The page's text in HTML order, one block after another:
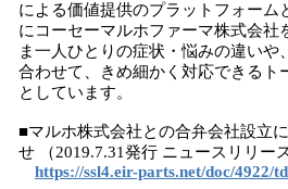
による価値提供のプラットフォーム
にコーセーマルホファーマ株式会社
ま一人ひとりの症状・悩みの違いや
合わせて、きめ細かく対応できるト
としています。
■マルホ株式会社との合弁会社設立
せ （2019.7.31発行 ニュースリリース
https://ssl4.eir-parts.net/doc/4922/